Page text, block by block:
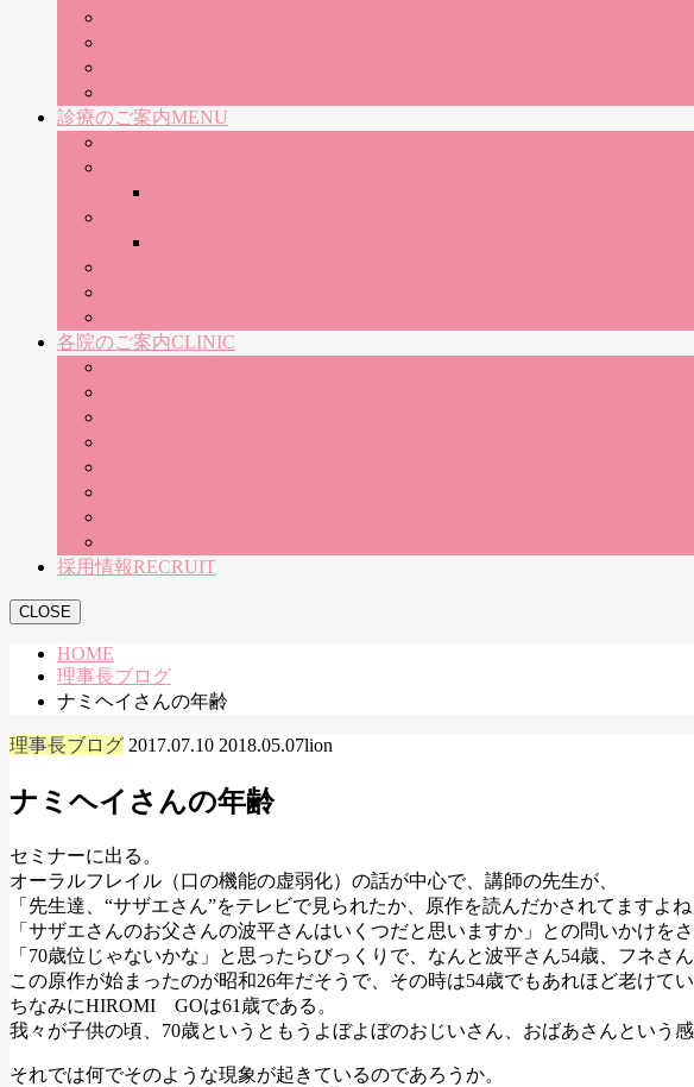
診療のご案内MENU
各院のご案内CLINIC
採用情報RECRUIT
CLOSE
HOME
理事長ブログ
ナミヘイさんの年齢
理事長ブログ 2017.07.10 2018.05.07lion
ナミヘイさんの年齢
セミナーに出る。
オーラルフレイル（口の機能の虚弱化）の話が中心で、講師の先生が、
「先生達、“サザエさん”をテレビで見られたか、原作を読んだかされてますよね
「サザエさんのお父さんの波平さんはいくつだと思いますか」との問いかけをさ
「70歳位じゃないかな」と思ったらびっくりで、なんと波平さん54歳、フネさ
この原作が始まったのが昭和26年だそうで、その時は54歳でもあれほど老けて
ちなみにHIROMI GOは61歳である。
我々が子供の頃、70歳というともうよぼよぼのおじいさん、おばあさんという
それでは何でそのような現象が起きているのであろうか。